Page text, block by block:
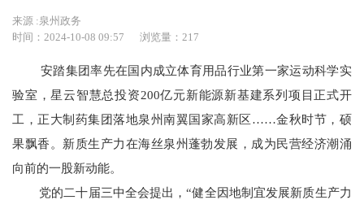
来源 :泉州政务
时间：2024-10-08 09:57
浏览量：217
安踏集团率先在国内成立体育用品行业第一家运动科学实
验室，星云智慧总投资200亿元新能源新基建系列项目正式开
工，正大制药集团落地泉州南翼国家高新区……金秋时节，硕
果飘香。新质生产力在海丝泉州蓬勃发展，成为民营经济潮涌
向前的一股新动能。
党的二十届三中全会提出，“健全因地制宜发展新质生产力